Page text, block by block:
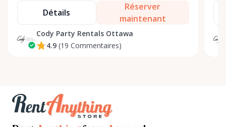
Détails
Réserver
maintenant
Cody Party Rentals Ottawa
4.9 (19 Commentaires)